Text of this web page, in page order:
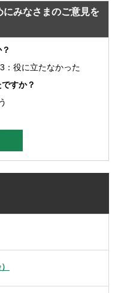
みなさまのご意見を
3：役に立たなかった
すか？